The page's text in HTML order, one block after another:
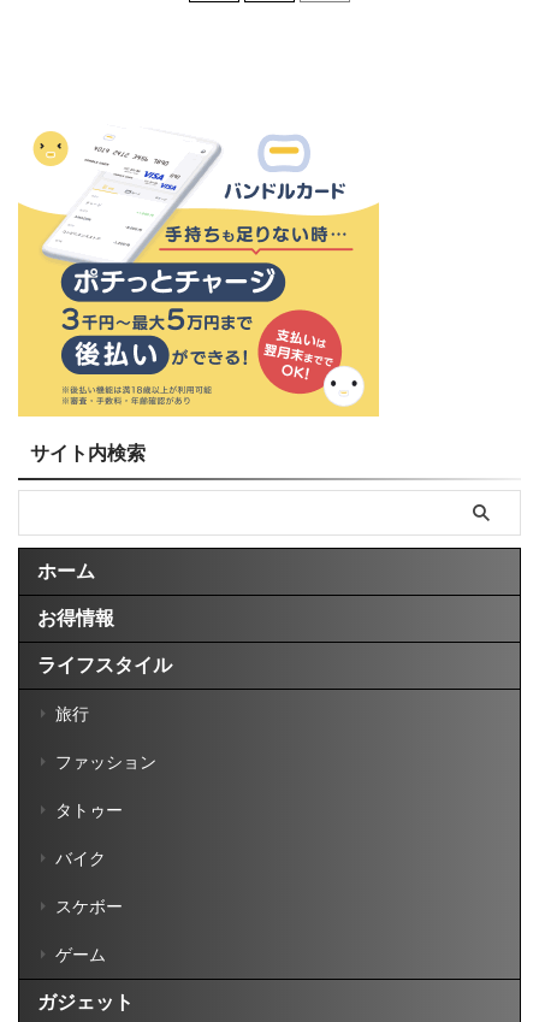
サイト内検索
ホーム
お得情報
ライフスタイル
旅行
ファッション
タトゥー
バイク
スケボー
ゲーム
ガジェット